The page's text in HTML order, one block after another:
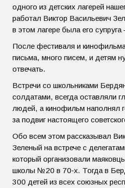
одного из детских лагерей
работал Виктор Васильевич
в этом лагере была его
После фестиваля и
письма, много писем, и детям
отвечать.
Встречи со школьниками
солдатами, всегда оставляли
людей, а кинофильм наполнял
за подвиг настоящего
Обо всем этом рассказывал
Зеленый на встрече с
который организовали
школы №20 в 70‑х. Тогда в
300 детей из всех союзных